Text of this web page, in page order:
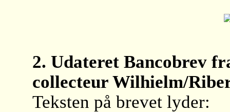
2. Udateret Bancobrev
collecteur Wilhielm/
Teksten på brevet lyder: